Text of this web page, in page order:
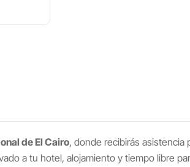
de El Cairo, donde recibirás asistencia
a tu hotel, alojamiento y tiempo libre